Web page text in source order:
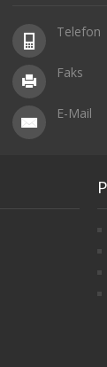
Telefon
Faks
E-Mail